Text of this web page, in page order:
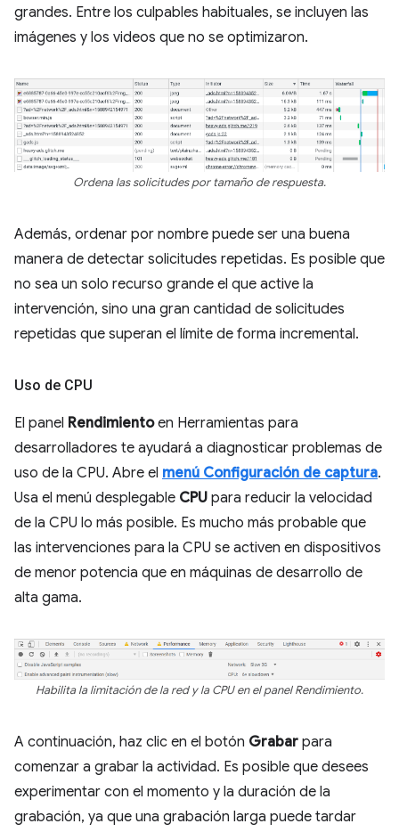
grandes. Entre los culpables habituales, se incluyen las
imágenes y los videos que no se optimizaron.
Ordena las solicitudes por tamaño de respuesta.
Además, ordenar por nombre puede ser una buena
manera de detectar solicitudes repetidas. Es posible que
no sea un solo recurso grande el que active la
intervención, sino una gran cantidad de solicitudes
repetidas que superan el límite de forma incremental.
Uso de CPU
El panel Rendimientoen Herramientas para
desarrolladores te ayudará a diagnosticar problemas de
uso de la CPU. Abre el menú Configuración de captura.
Usa el menú desplegable CPU para reducir la velocidad
de la CPU lo más posible. Es mucho más probable que
las intervenciones para la CPU se activen en dispositivos
de menor potencia que en máquinas de desarrollo de
alta gama.
Habilita la limitación de la red y la CPU en el panel Rendimiento.
A continuación, haz clic en el botón Grabar para
comenzar a grabar la actividad. Es posible que desees
experimentar con el momento y la duración de la
grabación, ya que una grabación larga puede tardar